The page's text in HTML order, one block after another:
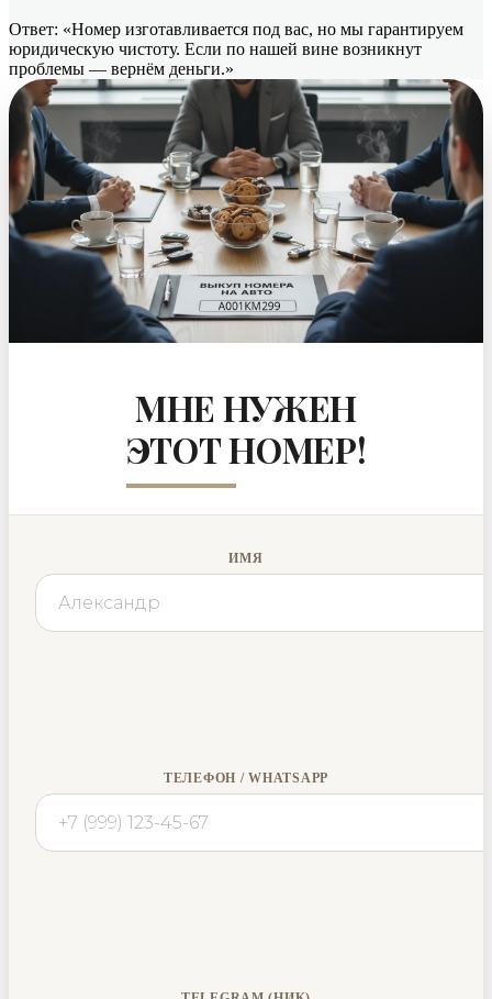
Ответ: «Номер изготавливается под вас, но мы гарантируем
юридическую чистоту. Если по нашей вине возникнут
проблемы — вернём деньги.»
МНЕ НУЖЕН
ЭТОТ НОМЕР!
ИМЯ
ТЕЛЕФОН / WHATSAPP